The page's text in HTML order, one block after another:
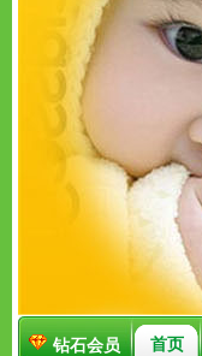
钻石会员 首页